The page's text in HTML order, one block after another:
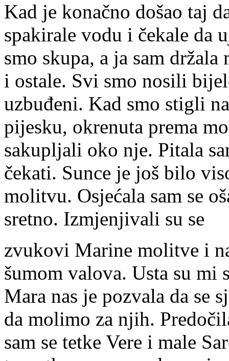
Kad je konačno došao taj
spakirale vodu i čekale da
smo skupa, a ja sam
i ostale. Svi smo nosili
uzbuđeni. Kad smo stigli
pijesku, okrenuta prema
sakupljali oko nje. Pitala
čekati. Sunce je još bilo
molitvu. Osjećala sam se
sretno. Izmjenjivali su se
zvukovi Marine molitve i
šumom valova. Usta su mi
Mara nas je pozvala da se
da molimo za njih.
sam se tetke Vere i male